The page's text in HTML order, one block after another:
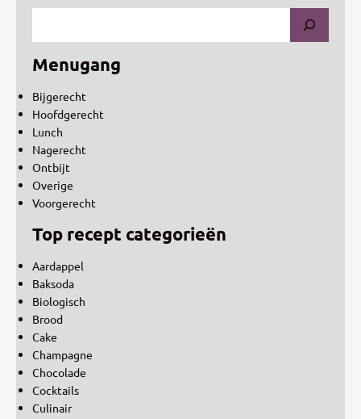
Menugang
Bijgerecht
Hoofdgerecht
Lunch
Nagerecht
Ontbijt
Overige
Voorgerecht
Top recept categorieën
Aardappel
Baksoda
Biologisch
Brood
Cake
Champagne
Chocolade
Cocktails
Culinair